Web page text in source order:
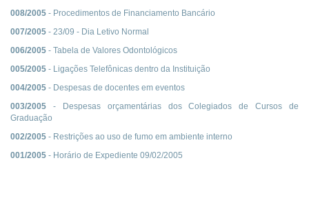
008/2005 - Procedimentos de Financiamento Bancário
007/2005 - 23/09 - Dia Letivo Normal
006/2005 - Tabela de Valores Odontológicos
005/2005 - Ligações Telefônicas dentro da Instituição
004/2005 - Despesas de docentes em eventos
003/2005 - Despesas orçamentárias dos Colegiados de Cursos de
Graduação
002/2005 - Restrições ao uso de fumo em ambiente interno
001/2005 - Horário de Expediente 09/02/2005